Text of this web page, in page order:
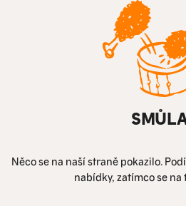
Něco se na naší straně pokazilo.
nabídky, zatímco se na